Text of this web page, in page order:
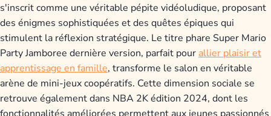
s'inscrit comme une véritable pépite vidéoludique, proposant
des énigmes sophistiquées et des quêtes épiques qui
stimulent la réflexion stratégique. Le titre phare Super Mario
Party Jamboree dernière version, parfait pour allier plaisir et
apprentissage en famille, transforme le salon en véritable
arène de mini-jeux coopératifs. Cette dimension sociale se
retrouve également dans NBA 2K édition 2024, dont les